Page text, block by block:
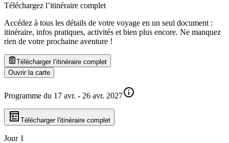
Téléchargez l’itinéraire complet
Accédez à tous les détails de votre voyage en un seul document :
itinéraire, infos pratiques, activités et bien plus encore. Ne manquez
rien de votre prochaine aventure !
Télécharger l’itinéraire complet
Ouvrir la carte
Programme du 17 avr. - 26 avr. 2027
Télécharger l'itinéraire complet
Jour 1